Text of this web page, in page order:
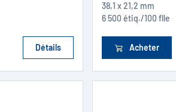
Détails
38,1 x 21,2 mm
6 500 étiq./100 flle
Acheter